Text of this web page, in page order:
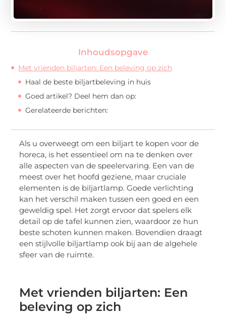
Inhoudsopgave
Met vrienden biljarten: Een beleving op zich
Haal de beste biljartbeleving in huis
Goed artikel? Deel hem dan op:
Gerelateerde berichten:
Als u overweegt om een biljart te kopen voor de
horeca, is het essentieel om na te denken over
alle aspecten van de speelervaring. Een van de
meest over het hoofd geziene, maar cruciale
elementen is de biljartlamp. Goede verlichting
kan het verschil maken tussen een goed en een
geweldig spel. Het zorgt ervoor dat spelers elk
detail op de tafel kunnen zien, waardoor ze hun
beste schoten kunnen maken. Bovendien draagt
een stijlvolle biljartlamp ook bij aan de algehele
sfeer van de ruimte.
Met vrienden biljarten: Een
beleving op zich